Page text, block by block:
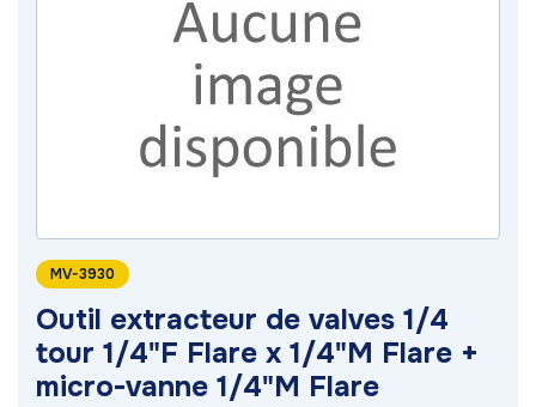
MV-3930
Outil extracteur de valves 1/4
tour 1/4"F Flare x 1/4"M Flare +
micro-vanne 1/4"M Flare